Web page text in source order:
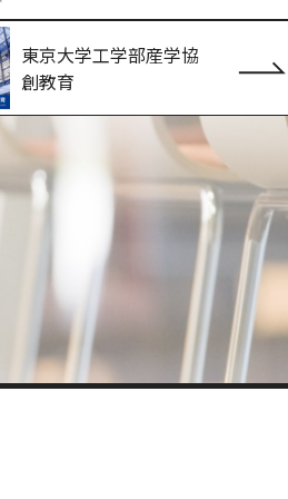
東京大学工学部産学協
創教育